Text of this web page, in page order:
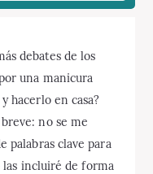
debates de los
una manicura
hacerlo en casa?
no se me
palabras clave para
incluiré de forma